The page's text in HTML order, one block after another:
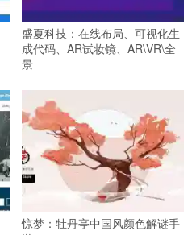
盛夏科技：在线布局、可视化生
成代码、AR试妆镜、AR\VR\全
景
惊梦：牡丹亭中国风颜色解谜手